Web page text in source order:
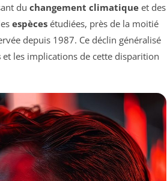
du changement climatique et des
espèces étudiées, près de la moitié
depuis 1987. Ce déclin généralisé
et les implications de cette disparition